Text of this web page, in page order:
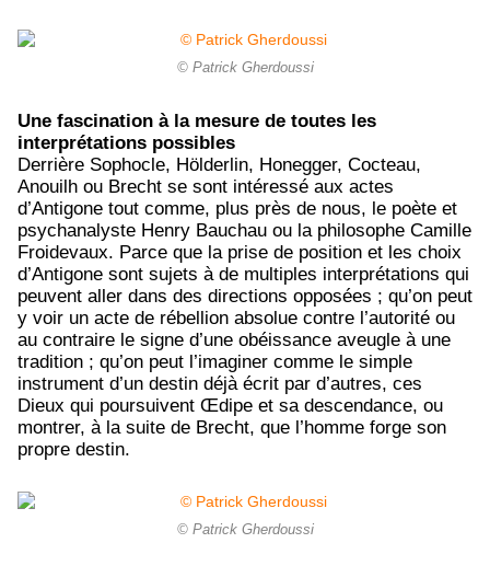
© Patrick Gherdoussi
Une fascination à la mesure de toutes les
interprétations possibles
Derrière Sophocle, Hölderlin, Honegger, Cocteau,
Anouilh ou Brecht se sont intéressé aux actes
d’Antigone tout comme, plus près de nous, le poète et
psychanalyste Henry Bauchau ou la philosophe Camille
Froidevaux. Parce que la prise de position et les choix
d’Antigone sont sujets à de multiples interprétations qui
peuvent aller dans des directions opposées ; qu’on peut
y voir un acte de rébellion absolue contre l’autorité ou
au contraire le signe d’une obéissance aveugle à une
tradition ; qu’on peut l’imaginer comme le simple
instrument d’un destin déjà écrit par d’autres, ces
Dieux qui poursuivent Œdipe et sa descendance, ou
montrer, à la suite de Brecht, que l’homme forge son
propre destin.
© Patrick Gherdoussi